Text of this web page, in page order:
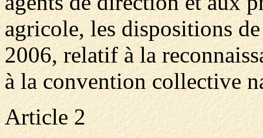
agricole, les dispositions
2006, relatif à la
à la convention collective
Article 2